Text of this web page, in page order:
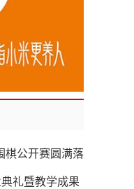
棋公开赛圆满落
礼暨教学成果